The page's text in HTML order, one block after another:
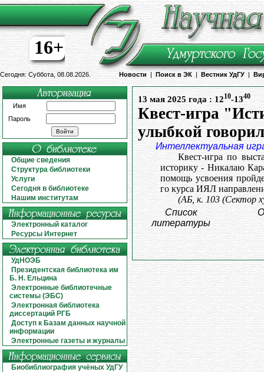
16+
Сегодня: Суббота, 08.08.2026. Новости | Поиск в ЭК | Вестник УдГУ |
Имя
Пароль
Общие сведения
Структура библиотеки
Услуги
Сегодня в библиотеке
Нашим институтам
Электронный каталог
Ресурсы Интернет
УдНОЭБ
Президентская библиотека им
Б. Н. Ельцина
Электронные библиотечные
системы (ЭБС)
Электронная библиотека
диссертаций РГБ
Доступ к Базам данных научной
информации
Электронные газеты и журналы
Биобиблиография учёных УдГУ
13 мая 2025 года : 1210-1340
Квест-игра
улыбкой
Интеллектуальная
Квест-игра по
историку - Никалаю
помощь усвоения
го курса ИЯЛ
(АБ, к. 103 (Сектор
Список
литературы